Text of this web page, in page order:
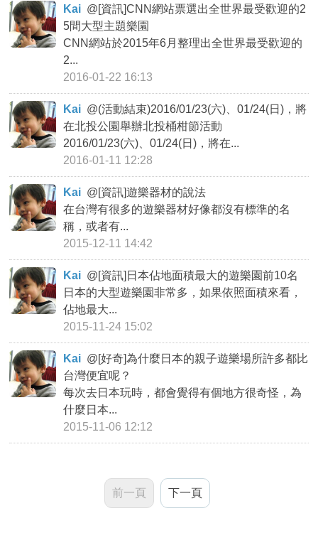
Kai @[資訊]CNN網站票選出全世界最受歡迎的2
5間大型主題樂園
CNN網站於2015年6月整理出全世界最受歡迎的
2...
2016-01-22 16:13
Kai @(活動結束)2016/01/23(六)、01/24(日)，將
在北投公園舉辦北投桶柑節活動
2016/01/23(六)、01/24(日)，將在...
2016-01-11 12:28
Kai @[資訊]遊樂器材的說法
在台灣有很多的遊樂器材好像都沒有標準的名
稱，或者有...
2015-12-11 14:42
Kai @[資訊]日本佔地面積最大的遊樂園前10名
日本的大型遊樂園非常多，如果依照面積來看，
佔地最大...
2015-11-24 15:02
Kai @[好奇]為什麼日本的親子遊樂場所許多都比
台灣便宜呢？
每次去日本玩時，都會覺得有個地方很奇怪，為
什麼日本...
2015-11-06 12:12
前一頁 下一頁